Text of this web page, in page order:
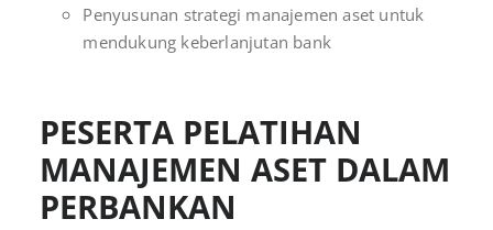
Penyusunan strategi manajemen aset untuk
mendukung keberlanjutan bank
PESERTA PELATIHAN
MANAJEMEN ASET DALAM
PERBANKAN